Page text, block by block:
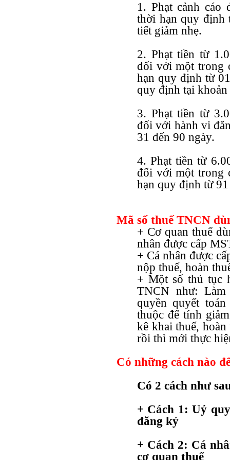
1. Phạt cảnh
thời hạn quy định
tiết giảm nhẹ.
2. Phạt tiền từ
đối với một trong
hạn quy định từ
quy định tại
3. Phạt tiền từ
đối với hành vi
31 đến 90 ngày.
4. Phạt tiền từ
đối với một trong
hạn quy định từ
Mã số thuế TNCN
+ Cơ quan thuế
nhân được cấp
+ Cá nhân được
nộp thuế, hoàn
+ Một số thủ tục
TNCN như:
quyền quyết
thuộc để tính
kê khai thuế,
rồi thì mới thực
Có những cách nào
Có 2 cách như
+ Cách 1: Uỷ
đăng ký
+ Cách 2: Cá
cơ quan thuế